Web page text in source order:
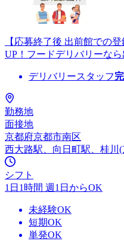
【応募終了後 出前館での
UP！フードデリバリーなら
デリバリースタッフ
勤務地
面接地
京都府京都市南区
西大路駅、向日町駅、桂川(
シフト
1日1時間 週1日からOK
未経験OK
短期OK
単発OK